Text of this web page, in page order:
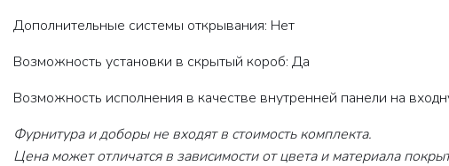
Дополнительные системы открывания: Нет
Возможность установки в скрытый короб: Да
Возможность исполнения в качестве внутренней панели на
Фурнитура и доборы не входят в стоимость комплекта.
Цена может отличатся в зависимости от цвета и материала